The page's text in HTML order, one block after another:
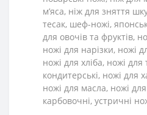
м’яса, ніж для зняття
тесак, шеф-ножі,
для овочів та фруктів,
ножі для нарізки, ножі
ножі для хліба, ножі для
кондитерські, ножі для
ножі для масла, ножі
карбовочні, устричні